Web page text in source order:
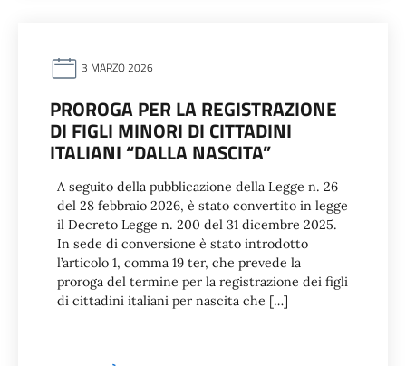
3 MARZO 2026
PROROGA PER LA REGISTRAZIONE
DI FIGLI MINORI DI CITTADINI
ITALIANI “DALLA NASCITA”
A seguito della pubblicazione della Legge n. 26
del 28 febbraio 2026, è stato convertito in legge
il Decreto Legge n. 200 del 31 dicembre 2025.
In sede di conversione è stato introdotto
l’articolo 1, comma 19 ter, che prevede la
proroga del termine per la registrazione dei figli
di cittadini italiani per nascita che […]